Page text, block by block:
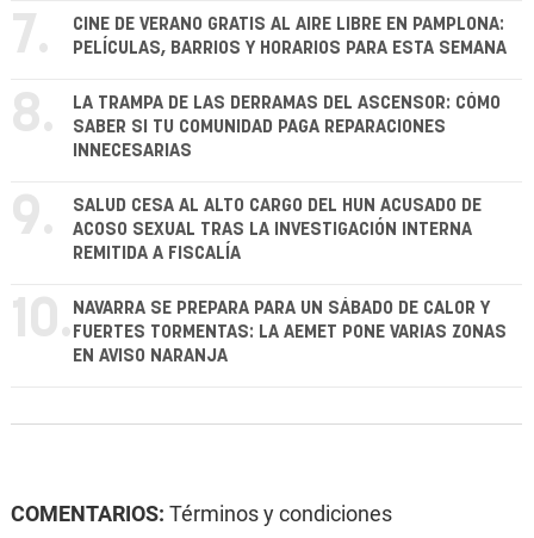
7.
CINE DE VERANO GRATIS AL AIRE LIBRE EN PAMPLONA:
PELÍCULAS, BARRIOS Y HORARIOS PARA ESTA SEMANA
8.
LA TRAMPA DE LAS DERRAMAS DEL ASCENSOR: CÓMO
SABER SI TU COMUNIDAD PAGA REPARACIONES
INNECESARIAS
9.
SALUD CESA AL ALTO CARGO DEL HUN ACUSADO DE
ACOSO SEXUAL TRAS LA INVESTIGACIÓN INTERNA
REMITIDA A FISCALÍA
10. NAVARRA SE PREPARA PARA UN SÁBADO DE CALOR Y
FUERTES TORMENTAS: LA AEMET PONE VARIAS ZONAS
EN AVISO NARANJA
COMENTARIOS: Términos y condiciones